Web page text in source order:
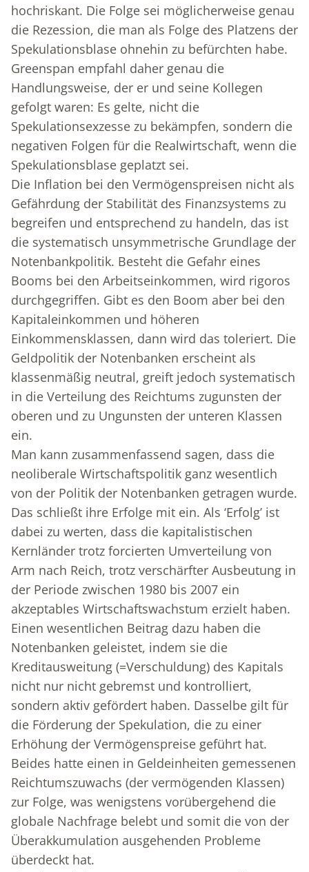
hochriskant. Die Folge sei möglicherweise genau
die Rezession, die man als Folge des Platzens der
Spekulationsblase ohnehin zu befürchten habe.
Greenspan empfahl daher genau die
Handlungsweise, der er und seine Kollegen
gefolgt waren: Es gelte, nicht die
Spekulationsexzesse zu bekämpfen, sondern die
negativen Folgen für die Realwirtschaft, wenn die
Spekulationsblase geplatzt sei.
Die Inflation bei den Vermögenspreisen nicht als
Gefährdung der Stabilität des Finanzsystems zu
begreifen und entsprechend zu handeln, das ist
die systematisch unsymmetrische Grundlage der
Notenbankpolitik. Besteht die Gefahr eines
Booms bei den Arbeitseinkommen, wird rigoros
durchgegriffen. Gibt es den Boom aber bei den
Kapitaleinkommen und höheren
Einkommensklassen, dann wird das toleriert. Die
Geldpolitik der Notenbanken erscheint als
klassenmäßig neutral, greift jedoch systematisch
in die Verteilung des Reichtums zugunsten der
oberen und zu Ungunsten der unteren Klassen
ein.
Man kann zusammenfassend sagen, dass die
neoliberale Wirtschaftspolitik ganz wesentlich
von der Politik der Notenbanken getragen wurde.
Das schließt ihre Erfolge mit ein. Als ‘Erfolg’ ist
dabei zu werten, dass die kapitalistischen
Kernländer trotz forcierten Umverteilung von
Arm nach Reich, trotz verschärfter Ausbeutung in
der Periode zwischen 1980 bis 2007 ein
akzeptables Wirtschaftswachstum erzielt haben.
Einen wesentlichen Beitrag dazu haben die
Notenbanken geleistet, indem sie die
Kreditausweitung (=Verschuldung) des Kapitals
nicht nur nicht gebremst und kontrolliert,
sondern aktiv gefördert haben. Dasselbe gilt für
die Förderung der Spekulation, die zu einer
Erhöhung der Vermögenspreise geführt hat.
Beides hatte einen in Geldeinheiten gemessenen
Reichtumszuwachs (der vermögenden Klassen)
zur Folge, was wenigstens vorübergehend die
globale Nachfrage belebt und somit die von der
Überakkumulation ausgehenden Probleme
überdeckt hat.